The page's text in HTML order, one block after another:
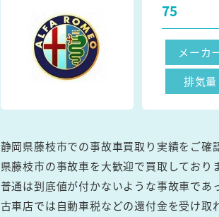
75
メーカ
排気量
静岡県藤枝市での事故車買取り実績をご確
県藤枝市の事故車を大歓迎で買取しており
普通は到底値が付かないような事故車であ
古車店では自動車税などの還付金を受け取